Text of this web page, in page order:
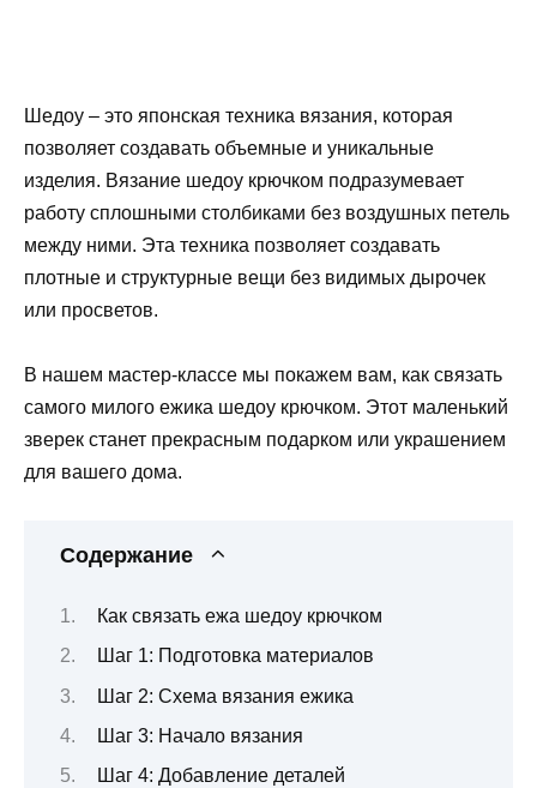
Шедоу – это японская техника вязания, которая
позволяет создавать объемные и уникальные
изделия. Вязание шедоу крючком подразумевает
работу сплошными столбиками без воздушных петель
между ними. Эта техника позволяет создавать
плотные и структурные вещи без видимых дырочек
или просветов.
В нашем мастер-классе мы покажем вам, как связать
самого милого ежика шедоу крючком. Этот маленький
зверек станет прекрасным подарком или украшением
для вашего дома.
Содержание
Как связать ежа шедоу крючком
Шаг 1: Подготовка материалов
Шаг 2: Схема вязания ежика
Шаг 3: Начало вязания
Шаг 4: Добавление деталей